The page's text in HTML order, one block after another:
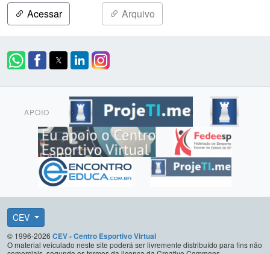
Acessar Arquivo
APOIO
CEV
© 1996-2026 CEV - Centro Esportivo Virtual
O material veiculado neste site poderá ser livremente distribuído para fins não